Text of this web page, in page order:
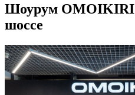
Шоурум OMOIKIRI
шоссе